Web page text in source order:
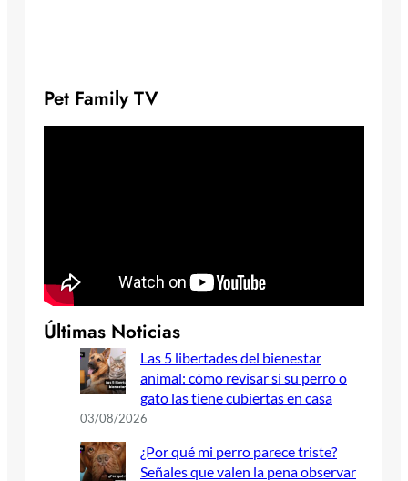
Pet Family TV
Últimas Noticias
Las 5 libertades del bienestar
animal: cómo revisar si su perro o
gato las tiene cubiertas en casa
03/08/2026
¿Por qué mi perro parece triste?
Señales que valen la pena observar